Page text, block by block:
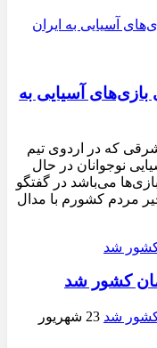
بازی‌های آسیایی به
شرقی که در اردوی تیم
نوجوانان در حال
می‌باشد در گفتگو
مردم کشورم با مدال
کشور شد
23 شهریور